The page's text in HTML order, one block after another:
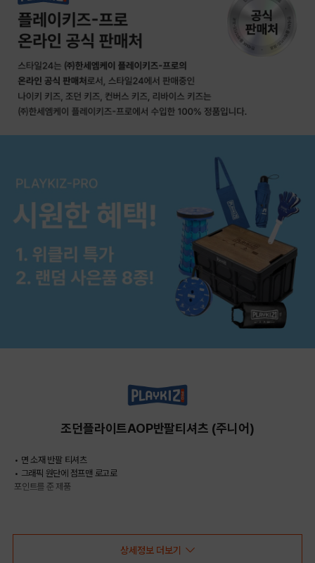
조던플라이트AOP반팔티셔츠 (주니어)
• 면 소재 반팔 티셔츠
• 그래픽 원단에 점프맨 로고로
포인트를 준 제품
상세정보 더보기